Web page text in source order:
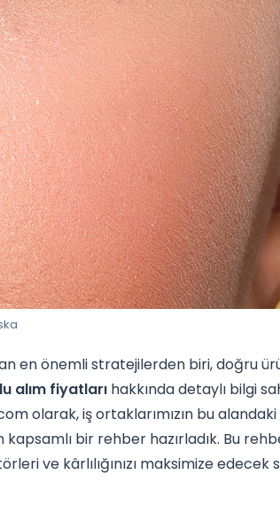
en önemli stratejilerden biri, doğru
alım fiyatları hakkında detaylı bilgi
olarak, iş ortaklarımızın bu alandaki
bir rehber hazırladık. Bu
ve kârlılığınızı maksimize